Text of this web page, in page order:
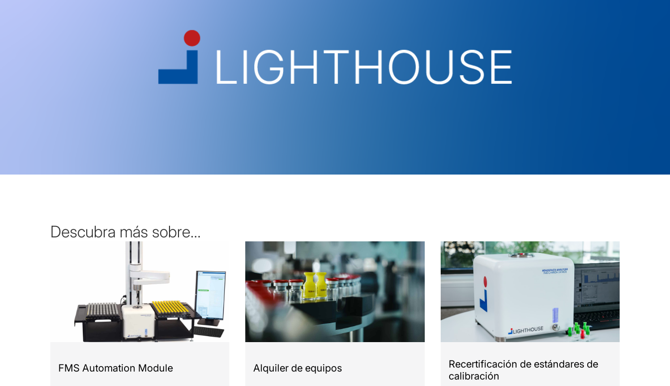
Descubra más sobre...
FMS Automation Module Alquiler de equipos
Recertificación de estándares de
calibración